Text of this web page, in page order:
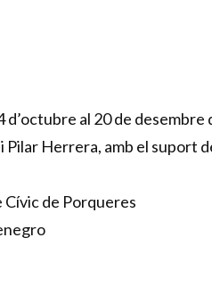
d’octubre al 20 de desembre
Herrera, amb el suport
Cívic de Porqueres